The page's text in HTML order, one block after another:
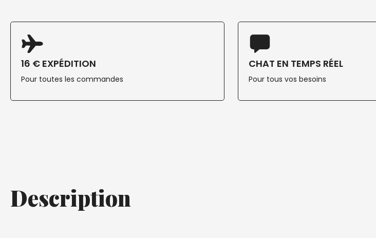
16 € EXPÉDITION
Pour toutes les commandes
CHAT EN TEMPS RÉEL
Pour tous vos besoins
Description